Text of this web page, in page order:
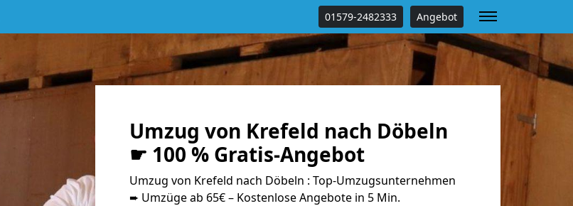
01579-2482333 Angebot
Umzug von Krefeld nach Döbeln
☛ 100 % Gratis-Angebot
Umzug von Krefeld nach Döbeln : Top-Umzugsunternehmen
➨ Umzüge ab 65€ – Kostenlose Angebote in 5 Min.